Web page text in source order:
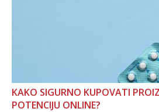
KAKO SIGURNO KUPOVATI
POTENCIJU ONLINE?